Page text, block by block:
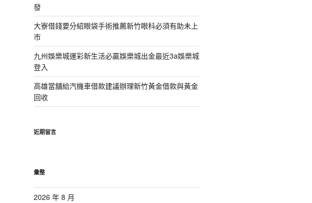
發
大寮借錢要分紹眼袋手術推薦新竹眼科必須有助未上
市
九州娛樂城運彩新生活必贏娛樂城出金最近3a娛樂城
登入
高雄當舖給汽機車借款建議辦理新竹黃金借款與黃金
回收
近期留言
彙整
2026 年 8 月